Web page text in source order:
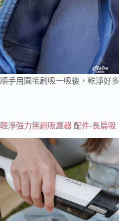
順手用圓毛刷吸一吸後，乾淨好多
輕淨強力無刷吸塵器 配件-長扁吸